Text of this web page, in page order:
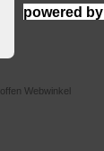
powered by
Webwinkel